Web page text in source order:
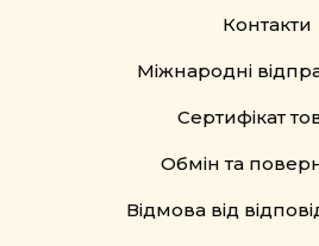
Контакти
Міжнародні
Сертифікат
Обмін та
Відмова від